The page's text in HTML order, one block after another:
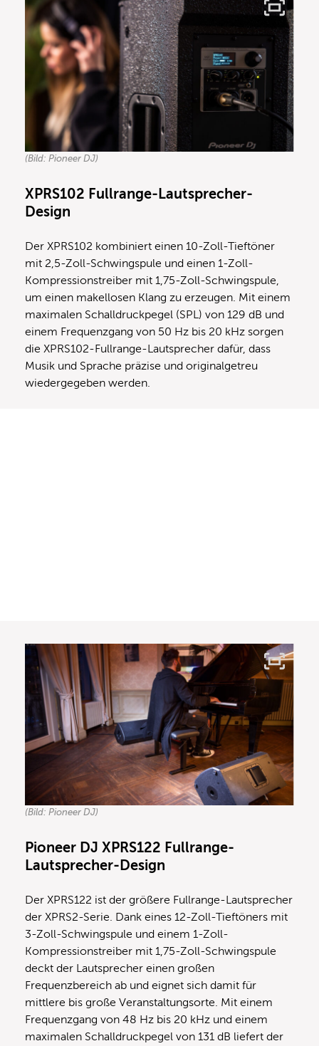
(Bild: Pioneer DJ)
XPRS102 Fullrange-Lautsprecher-
Design
Der XPRS102 kombiniert einen 10-Zoll-Tieftöner
mit 2,5-Zoll-Schwingspule und einen 1-Zoll-
Kompressionstreiber mit 1,75-Zoll-Schwingspule,
um einen makellosen Klang zu erzeugen. Mit einem
maximalen Schalldruckpegel (SPL) von 129 dB und
einem Frequenzgang von 50 Hz bis 20 kHz sorgen
die XPRS102-Fullrange-Lautsprecher dafür, dass
Musik und Sprache präzise und originalgetreu
wiedergegeben werden.
(Bild: Pioneer DJ)
Pioneer DJ XPRS122 Fullrange-
Lautsprecher-Design
Der XPRS122 ist der größere Fullrange-Lautsprecher
der XPRS2-Serie. Dank eines 12-Zoll-Tieftöners mit
3-Zoll-Schwingspule und einem 1-Zoll-
Kompressionstreiber mit 1,75-Zoll-Schwingspule
deckt der Lautsprecher einen großen
Frequenzbereich ab und eignet sich damit für
mittlere bis große Veranstaltungsorte. Mit einem
Frequenzgang von 48 Hz bis 20 kHz und einem
maximalen Schalldruckpegel von 131 dB liefert der